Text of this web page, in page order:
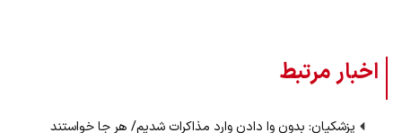
اخبار مرتبط
پزشکیان: بدون وا دادن وارد مذاکرات شدیم/ هر جا خواستند